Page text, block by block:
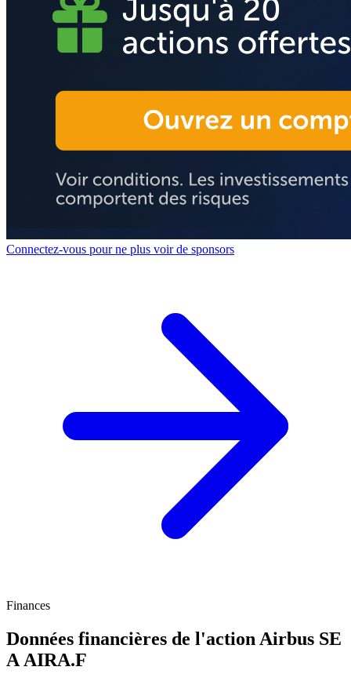
Connectez-vous pour ne plus voir de sponsors
Finances
Données financières de l'action Airbus SE
A AIRA.F